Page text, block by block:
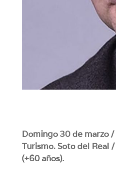
Domingo 30 de marzo
Turismo. Soto del Real
(+60 años).